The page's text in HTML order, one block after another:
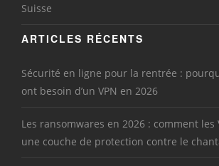
Suisse
ARTICLES RÉCENTS
Sécurité en ligne pour la rentrée :
ont besoin d’un VPN en 2026
Les ransomwares en 2026 : comment les
une couche de protection contre le